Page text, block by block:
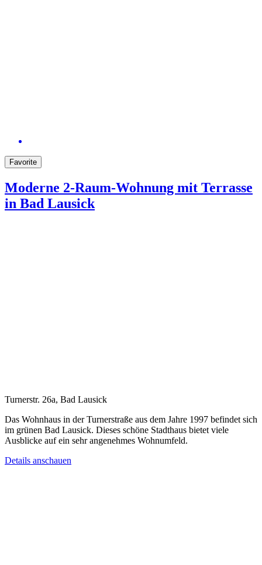
Favorite
Moderne 2-Raum-Wohnung mit Terrasse
in Bad Lausick
Turnerstr. 26a, Bad Lausick
Das Wohnhaus in der Turnerstraße aus dem Jahre 1997 befindet sich
im grünen Bad Lausick. Dieses schöne Stadthaus bietet viele
Ausblicke auf ein sehr angenehmes Wohnumfeld.
Details anschauen